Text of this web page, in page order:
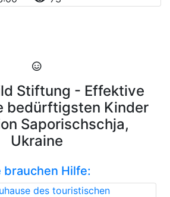
Stiftung - Effektive
bedürftigsten Kinder
Saporischschja,
Ukraine
brauchen Hilfe: